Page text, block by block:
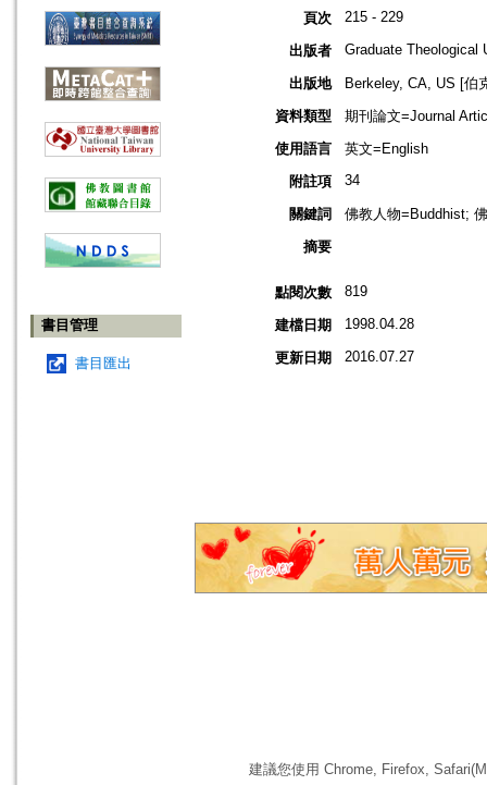
書目管理
書目匯出
頁次 215 - 229
出版者 Graduate Theological
出版地
Berkeley, CA, US [伯
資料類型
期刊論文=Journal
使用語言
英文=English
附註項
34
關鍵詞
佛教人物=Buddhist;
摘要
點閱次數 819
建檔日期 1998.04.28
更新日期 2016.07.27
建議您使用 Chrome, Firefox,